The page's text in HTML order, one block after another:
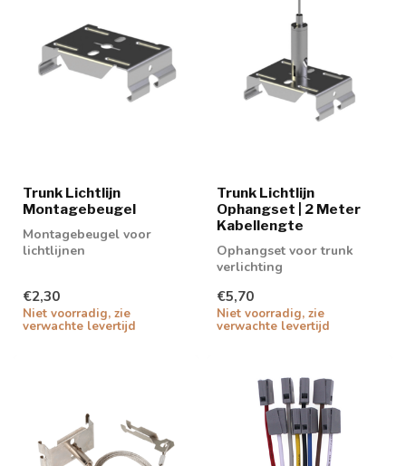
Trunk Lichtlijn
Montagebeugel
Montagebeugel voor
lichtlijnen
€2,30
Niet voorradig, zie
verwachte levertijd
Trunk Lichtlijn
Ophangset | 2 Meter
Kabellengte
Ophangset voor trunk
verlichting
€5,70
Niet voorradig, zie
verwachte levertijd